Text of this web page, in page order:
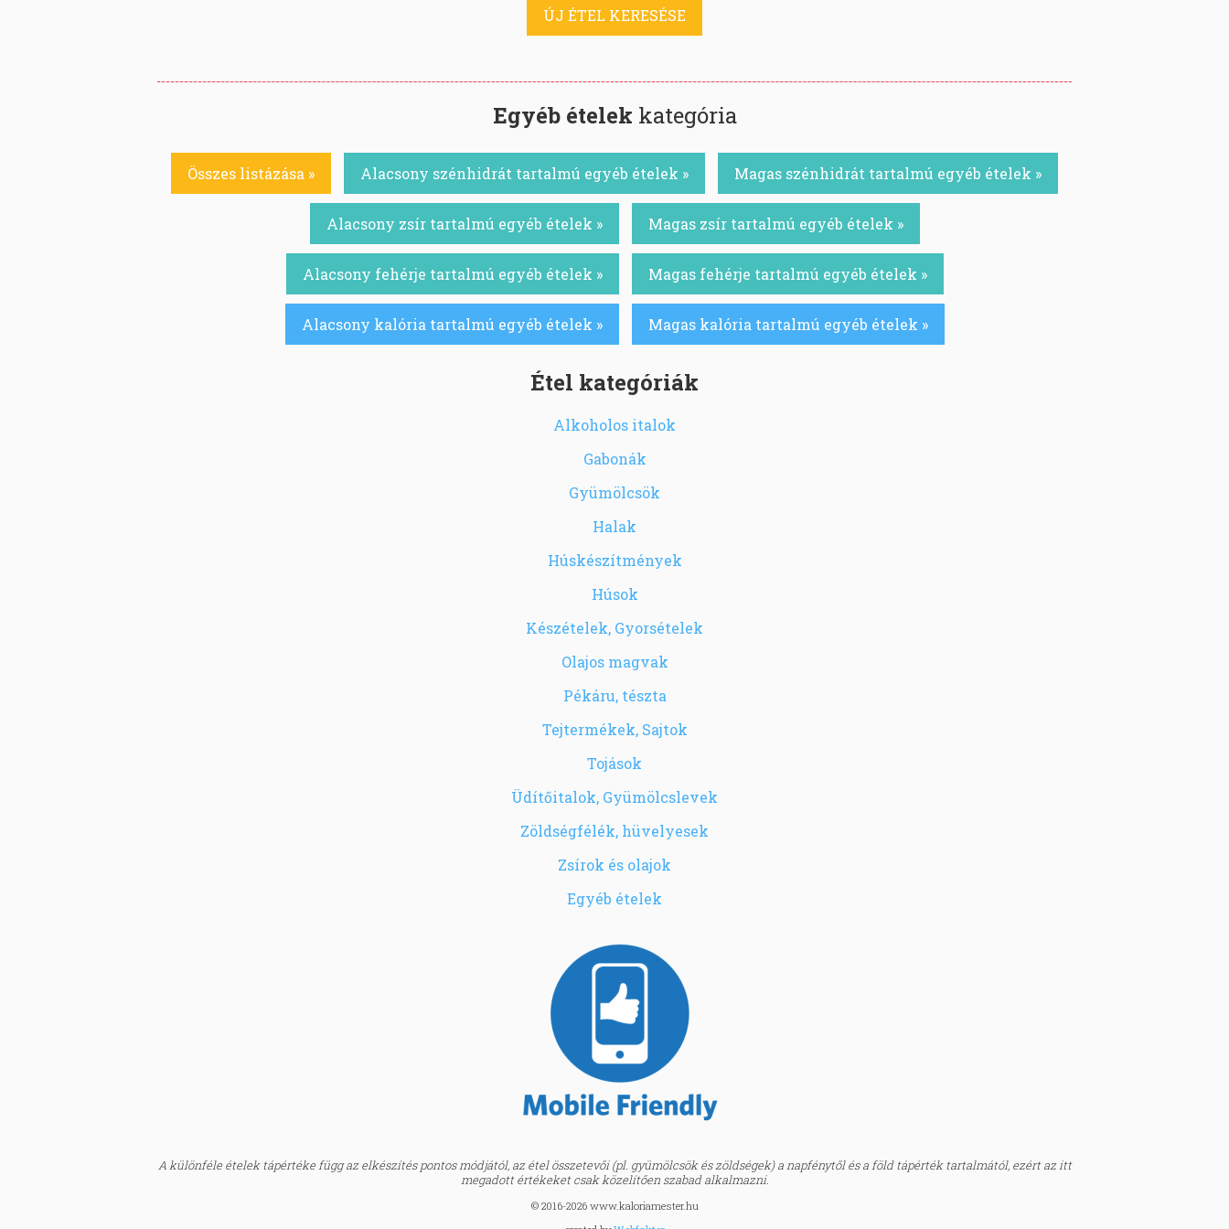
ÚJ ÉTEL KERESÉSE
Egyéb ételek kategória
Összes listázása » Alacsony szénhidrát tartalmú egyéb ételek » Magas szénhidrát tartalmú egyéb ételek »
Alacsony zsír tartalmú egyéb ételek » Magas zsír tartalmú egyéb ételek »
Alacsony fehérje tartalmú egyéb ételek » Magas fehérje tartalmú egyéb ételek »
Alacsony kalória tartalmú egyéb ételek » Magas kalória tartalmú egyéb ételek »
Étel kategóriák
Alkoholos italok
Gabonák
Gyümölcsök
Halak
Húskészítmények
Húsok
Készételek, Gyorsételek
Olajos magvak
Pékáru, tészta
Tejtermékek, Sajtok
Tojások
Üdítőitalok, Gyümölcslevek
Zöldségfélék, hüvelyesek
Zsírok és olajok
Egyéb ételek
A különféle ételek tápértéke függ az elkészítés pontos módjától, az étel összetevői (pl. gyümölcsök és zöldségek) a napfénytől és a föld tápérték tartalmától, ezért az itt
megadott értékeket csak közelítően szabad alkalmazni.
© 2016-2026 www.kaloriamester.hu